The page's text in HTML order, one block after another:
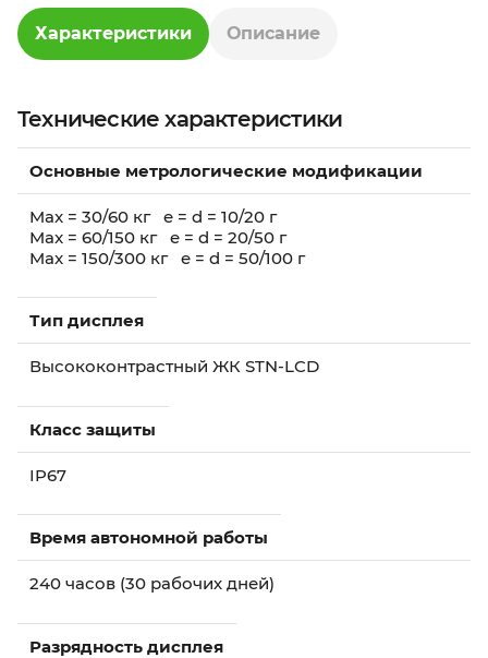
Характеристики Описание
Технические характеристики
Основные метрологические модификации
Max = 30/60 кг e = d = 10/20 г
Max = 60/150 кг e = d = 20/50 г
Max = 150/300 кг e = d = 50/100 г
Тип дисплея
Высококонтрастный ЖК STN-LCD
Класс защиты
IP67
Время автономной работы
240 часов (30 рабочих дней)
Разрядность дисплея